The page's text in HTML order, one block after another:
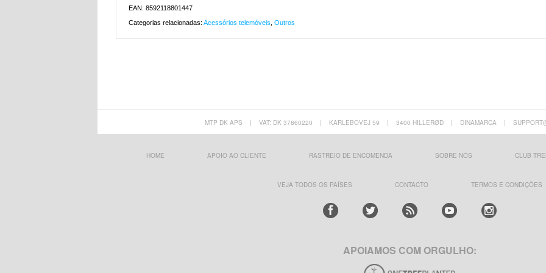
EAN: 8592118801447
Categorias relacionadas: Acessórios telemóveis Outros
MTP DK APS | VAT: DK 37860220 | KARLEBOVEJ 59 | 3400 HILLERØD | DINAMARCA |
HOME APOIO AO CLIENTE RASTREIO DE ENCOMENDA SOBRE NÓS CLUB
VEJA TODOS OS PAÍSES CONTACTO TERMOS E CONDIÇÕES
APOIAMOS COM ORGULHO: